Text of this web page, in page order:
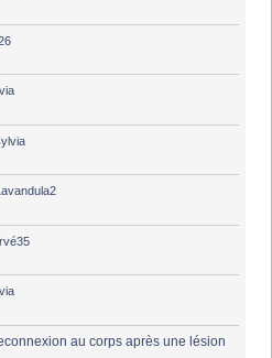
Lavandula2
au corps après une lésion